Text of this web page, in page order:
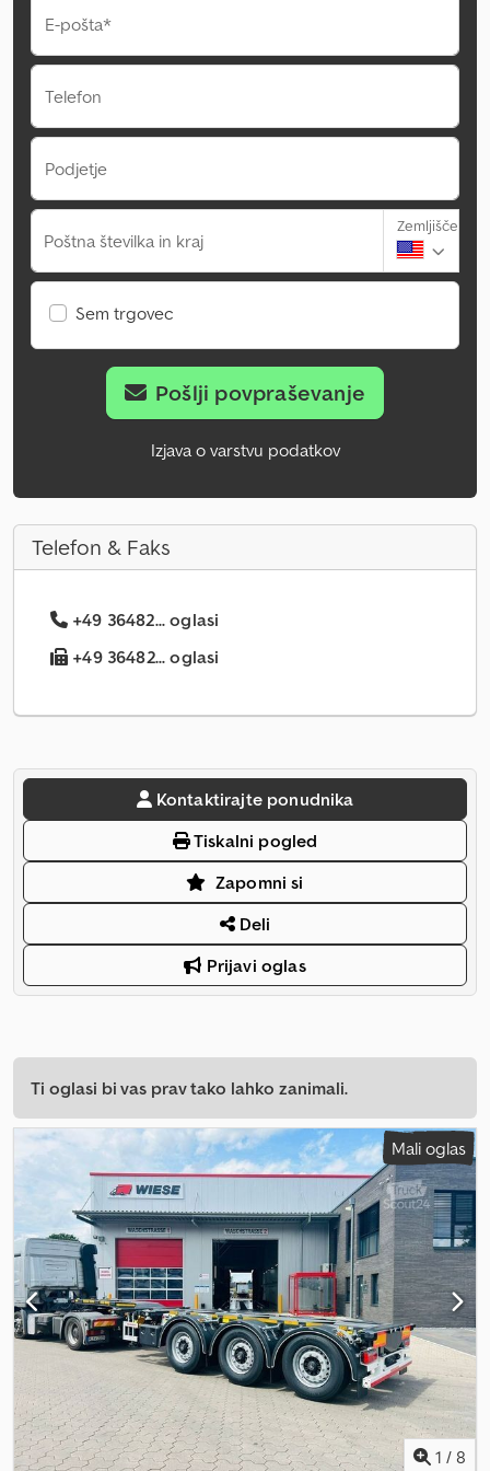
E-pošta*
Telefon
Podjetje
Poštna številka in kraj
Zemljišče
Sem trgovec
Pošlji povpraševanje
Izjava o varstvu podatkov
Telefon & Faks
+49 36482... oglasi
+49 36482... oglasi
Kontaktirajte ponudnika
Tiskalni pogled
Zapomni si
Deli
Prijavi oglas
Ti oglasi bi vas prav tako lahko zanimali.
Mali oglas
1 / 8